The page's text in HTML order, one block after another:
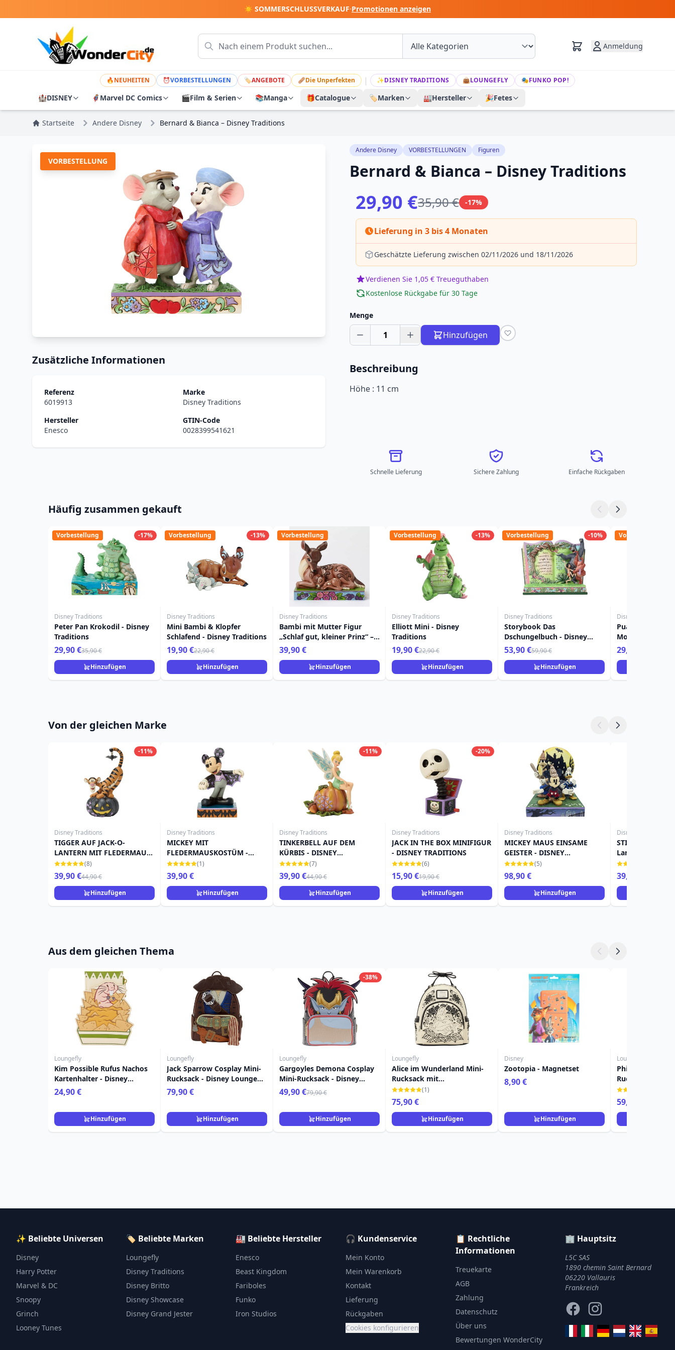
☀️ SOMMERSCHLUSSVERKAUF·Promotionen anzeigen
Anmeldung
🔥NEUHEITEN ⏰VORBESTELLUNGEN 🏷ANGEBOTE 🩹Die Unperfekten | ✨DISNEY TRADITIONS 👜LOUNGEFLY 🎭FUNKO POP!
🏰DISNEY 🦸 Marvel DC Comics 🎬Film & Serien 📚Manga 🎁Catalogue 🏷️Marken 🏭Hersteller 🎉Fetes
Startseite Andere Disney Bernard & Bianca – Disney Traditions
VORBESTELLUNG
Zusätzliche Informationen
Referenz
6019913
Marke
Disney Traditions
Hersteller
Enesco
GTIN-Code
0028399541621
Andere Disney VORBESTELLUNGEN Figuren
Bernard & Bianca – Disney Traditions
29,90 €35,90 € -17%
Lieferung in 3 bis 4 Monaten
Geschätzte Lieferung zwischen 02/11/2026 und 18/11/2026
Verdienen Sie 1,05 € Treueguthaben
Kostenlose Rückgabe für 30 Tage
Menge
1 Hinzufügen
Beschreibung
Höhe : 11 cm
Schnelle Lieferung Sichere Zahlung Einfache Rückgaben
Häufig zusammen gekauft
-17%
Vorbestellung
Disney Traditions
Peter Pan Krokodil - Disney
Traditions
29,90 €35,90 €
Hinzufügen
-13%
Vorbestellung
Disney Traditions
Mini Bambi & Klopfer
Schlafend - Disney Traditions
19,90 €22,90 €
Hinzufügen
Vorbestellung
Disney Traditions
Bambi mit Mutter Figur
„Schlaf gut, kleiner Prinz“ –
Disney Traditions
39,90 €
Hinzufügen
-13%
Vorbestellung
Disney Traditions
Elliott Mini - Disney
Traditions
19,90 €22,90 €
Hinzufügen
-10%
Vorbestellung
Disney Traditions
Storybook Das
Dschungelbuch - Disney
Traditions
53,90 €59,90 €
Hinzufügen
Vorbestellung
Disney Traditions
Pua & Hei Hei
Moana – Disney
29,90 €
Von der gleichen Marke
-11%
Disney Traditions
TIGGER AUF JACK-O-
LANTERN MIT FLEDERMAUS
- DISNEY TRADITIONS
(8)
39,90 €44,90 €
Hinzufügen
Disney Traditions
MICKEY MIT
FLEDERMAUSKOSTÜM -
DISNEY TRADITIONS
(1)
39,90 €
Hinzufügen
-11%
Disney Traditions
TINKERBELL AUF DEM
KÜRBIS - DISNEY
TRADITIONS
(7)
39,90 €44,90 €
Hinzufügen
-20%
Disney Traditions
JACK IN THE BOX MINIFIGUR
- DISNEY TRADITIONS
(6)
15,90 €19,90 €
Hinzufügen
Disney Traditions
MICKEY MAUS EINSAME
GEISTER - DISNEY
TRADITIONS
(5)
98,90 €
Hinzufügen
Disney Traditions
STITCH als
Lantern -
TRADITIONS
39,90 €
Aus dem gleichen Thema
Loungefly
Kim Possible Rufus Nachos
Kartenhalter - Disney
Loungefly
24,90 €
Hinzufügen
Loungefly
Jack Sparrow Cosplay Mini-
Rucksack - Disney Loungefly
Pirates of the Caribbean
79,90 €
Hinzufügen
-38%
Loungefly
Gargoyles Demona Cosplay
Mini-Rucksack - Disney
Loungefly
49,90 €79,90 €
Hinzufügen
Loungefly
Alice im Wunderland Mini-
Rucksack mit
Blumenstickerei - Disney
Loungefly
(1)
75,90 €
Hinzufügen
Disney
Zootopia - Magnetset
8,90 €
Hinzufügen
Loungefly
Phineas & Ferb
Rucksack -
59,90 €
✨ Beliebte Universen
Disney
Harry Potter
Marvel & DC
Snoopy
Grinch
Looney Tunes
🏷️ Beliebte Marken
Loungefly
Disney Traditions
Disney Britto
Disney Showcase
Disney Grand Jester
🏭 Beliebte Hersteller
Enesco
Beast Kingdom
Fariboles
Funko
Iron Studios
🎧 Kundenservice
Mein Konto
Mein Warenkorb
Kontakt
Lieferung
Rückgaben
Cookies konfigurieren
📋 Rechtliche
Informationen
Treuekarte
AGB
Zahlung
Datenschutz
Über uns
Bewertungen WonderCity
🏢 Hauptsitz
L5C SAS
1890 chemin Saint Bernard
06220 Vallauris
Frankreich
FacebookInstagram